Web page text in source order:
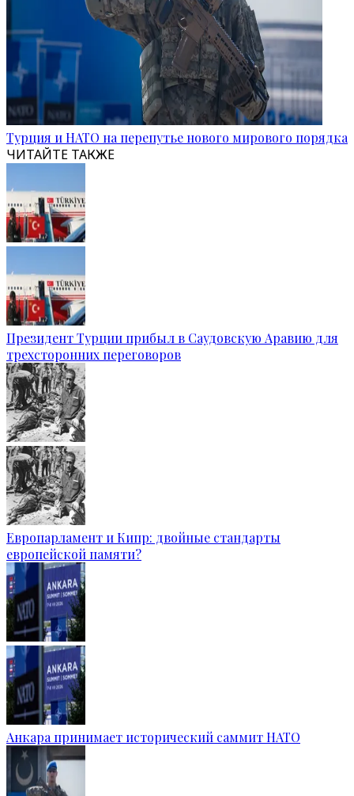
Турция и НАТО на перепутье нового мирового порядка
ЧИТАЙТЕ ТАКЖЕ
Президент Турции прибыл в Саудовскую Аравию для
трехсторонних переговоров
Европарламент и Кипр: двойные стандарты
европейской памяти?
Анкара принимает исторический саммит НАТО